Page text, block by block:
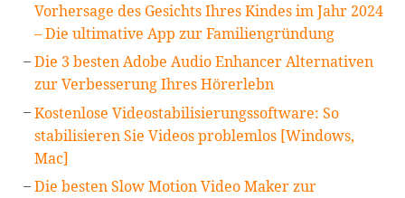
Vorhersage des Gesichts Ihres Kindes im Jahr 2024
– Die ultimative App zur Familiengründung
Die 3 besten Adobe Audio Enhancer Alternativen
zur Verbesserung Ihres Hörerlebn
Kostenlose Videostabilisierungssoftware: So
stabilisieren Sie Videos problemlos [Windows,
Mac]
Die besten Slow Motion Video Maker zur